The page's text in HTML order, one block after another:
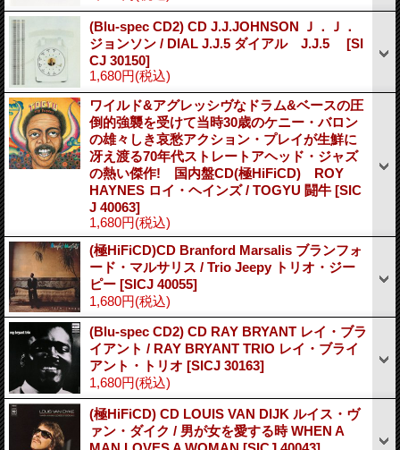
(Blu-spec CD2) CD J.J.JOHNSON Ｊ．Ｊ．
ジョンソン / DIAL J.J.5 ダイアル J.J.5 [SI
CJ 30150]
1,680円(税込)
ワイルド&アグレッシヴなドラム&ベースの圧
倒的強襲を受けて当時30歳のケニー・バロン
の雄々しき哀愁アクション・プレイが生鮮に
冴え渡る70年代ストレートアヘッド・ジャズ
の熱い傑作! 国内盤CD(極HiFiCD) ROY
HAYNES ロイ・ヘインズ / TOGYU 闘牛 [SIC
J 40063]
1,680円(税込)
(極HiFiCD)CD Branford Marsalis ブランフォ
ード・マルサリス / Trio Jeepy トリオ・ジー
ピー [SICJ 40055]
1,680円(税込)
(Blu-spec CD2) CD RAY BRYANT レイ・ブラ
イアント / RAY BRYANT TRIO レイ・ブライ
アント・トリオ [SICJ 30163]
1,680円(税込)
(極HiFiCD) CD LOUIS VAN DIJK ルイス・ヴ
ァン・ダイク / 男が女を愛する時 WHEN A